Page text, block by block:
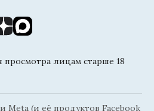
лицам старше 18
Meta (и её продуктов Facebook